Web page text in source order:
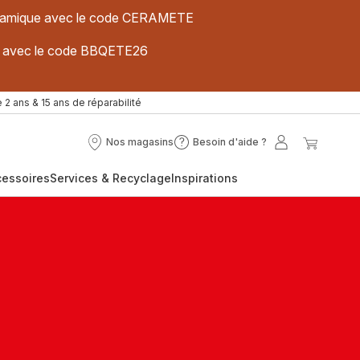
avec le code CERAMETE
le code BBQETE26
2 ans & 15 ans de réparabilité
Nos magasins
Nos
Besoin d'aide ?
Besoin
?
Mon
Services & RecyclageInspirations